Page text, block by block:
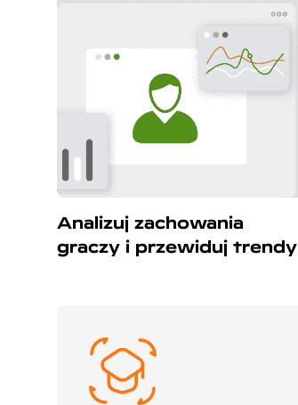
Analizuj zachowania
graczy i przewiduj trendy